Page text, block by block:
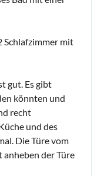
Schlafzimmer mit
gut. Es gibt
könnten und
recht
und des
Die Türe vom
der Türe